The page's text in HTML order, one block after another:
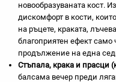
новообразуваната кост.
дискомфорт в кости,
на ръцете, краката,
благоприятен ефект само
продължение на една
Стъпала, крака и прасци
балсама вечер преди